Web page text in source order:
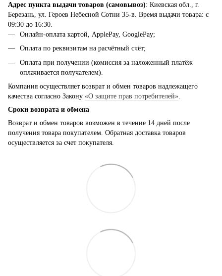
Адрес пункта выдачи товаров (самовывоз): Киевская обл., г.
Березань, ул. Героев Небесной Сотни 35-в. Время выдачи товара: с
09:30 до 16:30.
Онлайн-оплата картой, ApplePay, GooglePay;
Оплата по реквизитам на расчётный счёт;
Оплата при получении (комиссия за наложенный платёж
оплачивается получателем).
Компания осуществляет возврат и обмен товаров надлежащего
качества согласно Закону «О защите прав потребителей».
Сроки возврата и обмена
Возврат и обмен товаров возможен в течение 14 дней после
получения товара покупателем. Обратная доставка товаров
осуществляется за счет покупателя.